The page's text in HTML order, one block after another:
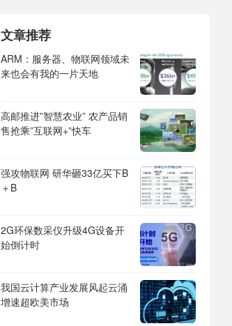
文章推荐
ARM：服务器、物联网领域未
来也会有我的一片天地
高邮推进”智慧农业” 农产品销
售抢乘”互联网+”快车
强攻物联网 研华砸33亿买下B
＋B
2G环保数采仪升级4G设备开
始倒计时
我国云计算产业发展风起云涌
增速超欧美市场